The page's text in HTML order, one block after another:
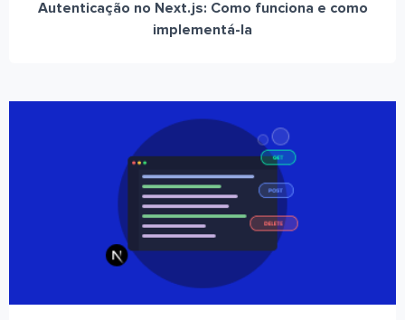
Autenticação no Next.js: Como funciona e como
implementá-la